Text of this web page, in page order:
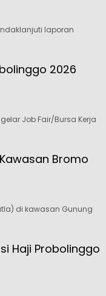
laporan
2026
Job Fair/Bursa Kerja
Bromo
di kawasan Gunung
Haji Probolinggo